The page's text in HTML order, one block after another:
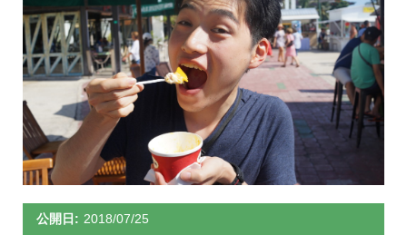
公開日: 2018/07/25